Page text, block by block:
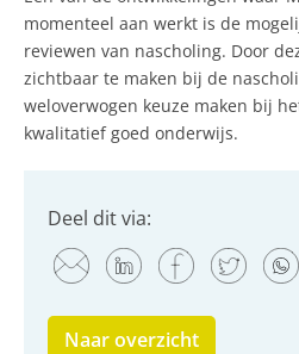
momenteel aan werkt is de
reviewen van nascholing. Door
zichtbaar te maken bij de
weloverwogen keuze maken bij
kwalitatief goed onderwijs.
Deel dit via:
Naar overzicht